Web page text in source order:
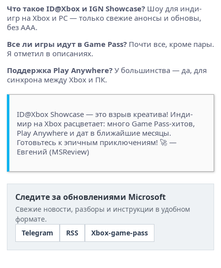
Что такое ID@Xbox и IGN Showcase? Шоу для инди-
игр на Xbox и PC — только свежие анонсы и обновы,
без AAA.
Все ли игры идут в Game Pass? Почти все, кроме пары.
Я отметил в описаниях.
Поддержка Play Anywhere? У большинства — да, для
синхрона между Xbox и ПК.
ID@Xbox Showcase — это взрыв креатива! Инди-
мир на Xbox расцветает: много Game Pass-хитов,
Play Anywhere и дат в ближайшие месяцы.
Готовьтесь к эпичным приключениям! 🚀 —
Евгений (MSReview)
Следите за обновлениями Microsoft
Свежие новости, разборы и инструкции в удобном
формате.
Telegram
RSS Xbox-game-pass